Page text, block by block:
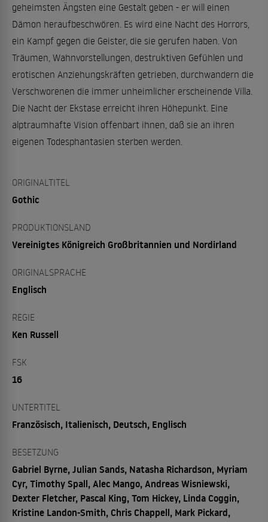
geheimsten Ängsten eine Gestalt geben - er will einen
Dämon heraufbeschwören. Es wird eine Nacht des Horrors,
ein Kampf gegen die Geister, die sie gerufen haben. Von
Träumen, Wahnvorstellungen, destruktiven Gefühlen und
erotischen Anziehungskräften getrieben, durchwandern die
Verschworenen die immer unheimlicher erscheinende Villa.
Die Nacht der Ekstase erreicht ihren Höhepunkt. Eine
alptraumhafte Vision offenbart ihnen, daß sie an ihren
eigenen Todesphantasien sterben werden.
ORIGINALTITEL
Gothic
PRODUKTIONSLAND
Vereinigtes Königreich Großbritannien und Nordirland
ORIGINALSPRACHE
Englisch
REGIE
Ken Russell
FSK
16
UNTERTITEL
Französisch, Italienisch, Deutsch, Englisch
BESETZUNG
Gabriel Byrne, Julian Sands, Natasha Richardson, Myriam
Cyr, Timothy Spall, Alec Mango, Andreas Wisniewski,
Dexter Fletcher, Pascal King, Tom Hickey, Linda Coggin,
Kristine Landon-Smith, Chris Chappell, Mark Pickard,